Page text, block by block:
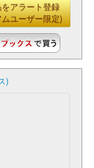
アラート登録
ユーザー限定)
)